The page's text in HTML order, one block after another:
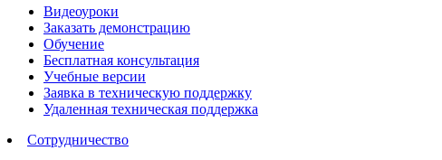
Видеоуроки
Заказать демонстрацию
Обучение
Бесплатная консультация
Учебные версии
Заявка в техническую поддержку
Удаленная техническая поддержка
Сотрудничество